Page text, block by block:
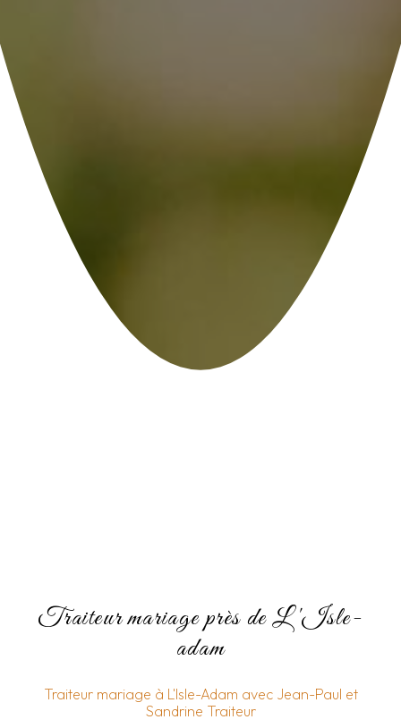
Traiteur mariage près de L'Isle-
adam
Traiteur mariage à L'Isle-Adam avec Jean-Paul et
Sandrine Traiteur